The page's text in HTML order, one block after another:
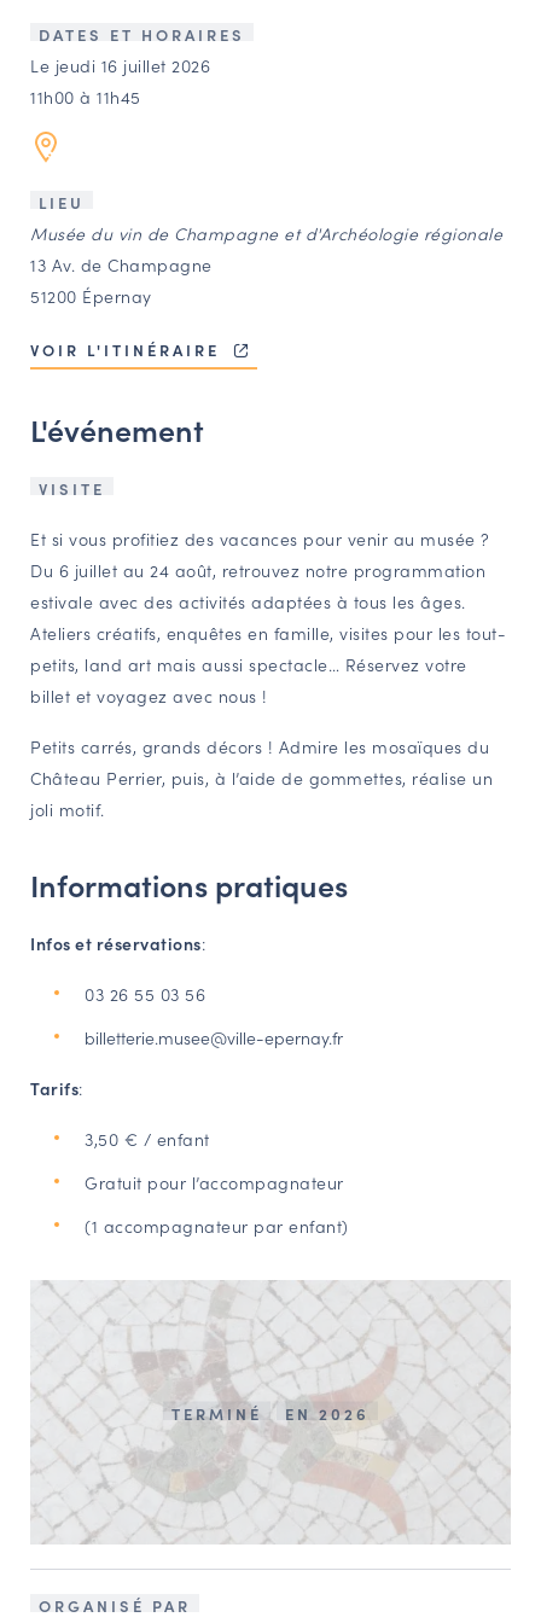
CONTACT
Agenda
Annuaire
Ressources
BOURSE D’ÉCHANGE
CARTES DES NAUDIN
Espace acteurs
NAVIGATION FILTRÉE « ACTEURS »
PORTAIL CULTURE
Comité d'Histoire Régionale
Service Inventaire et Patrimoines de la Région Grand Est
Responsables de structures
Étudiants & chercheurs
DATES ET HORAIRES
Le jeudi 16 juillet 2026
11h00 à 11h45
LIEU
Musée du vin de Champagne et d'Archéologie régionale
13 Av. de Champagne
51200 Épernay
VOIR L'ITINÉRAIRE
L'événement
VISITE
Et si vous profitiez des vacances pour venir au musée ?
Du 6 juillet au 24 août, retrouvez notre programmation
estivale avec des activités adaptées à tous les âges.
Ateliers créatifs, enquêtes en famille, visites pour les tout-
petits, land art mais aussi spectacle… Réservez votre
billet et voyagez avec nous !
Petits carrés, grands décors ! Admire les mosaïques du
Château Perrier, puis, à l’aide de gommettes, réalise un
joli motif.
Informations pratiques
Infos et réservations:
03 26 55 03 56
billetterie.musee@ville-epernay.fr
Tarifs:
3,50 € / enfant
Gratuit pour l’accompagnateur
(1 accompagnateur par enfant)
TERMINÉ EN 2026
ORGANISÉ PAR